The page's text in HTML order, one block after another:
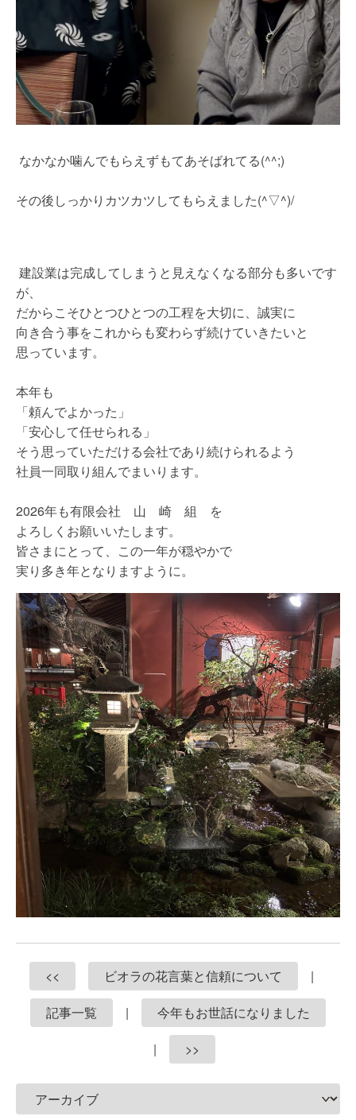
なかなか噛んでもらえずもてあそばれてる(^^;)
その後しっかりカツカツしてもらえました(^▽^)/
建設業は完成してしまうと見えなくなる部分も多いです
が、
だからこそひとつひとつの工程を大切に、誠実に
向き合う事をこれからも変わらず続けていきたいと
思っています。
本年も
「頼んでよかった」
「安心して任せられる」
そう思っていただける会社であり続けられるよう
社員一同取り組んでまいります。
2026年も有限会社 山 崎 組 を
よろしくお願いいたします。
皆さまにとって、この一年が穏やかで
実り多き年となりますように。
<< ビオラの花言葉と信頼について
|
記事一覧
|
今年もお世話になりました
|
>>